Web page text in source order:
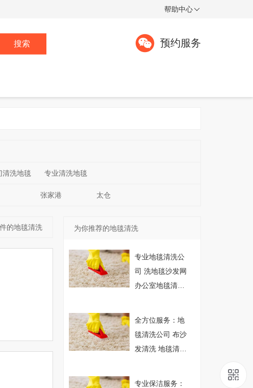
帮助中心
搜索 预约服务
清洗地毯 专业清洗地毯
张家港 太仓
的地毯清洗 为你推荐的地毯清洗
专业地毯清洗公
司 洗地毯沙发网
办公室地毯清洗
全方位服务：地
毯清洗公司 布沙
发清洗 地毯清洗
专业保洁服务：